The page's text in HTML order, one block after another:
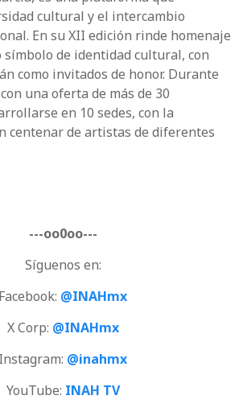
cultural y el intercambio
En su XII edición rinde homenaje
de identidad cultural, con
como invitados de honor. Durante
una oferta de más de 30
en 10 sedes, con la
centenar de artistas de diferentes
---oo0oo---
Síguenos en:
Facebook: @INAHmx
X Corp: @INAHmx
Instagram: @inahmx
YouTube: INAH TV